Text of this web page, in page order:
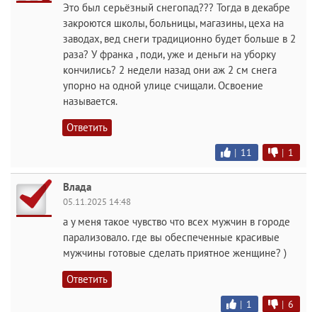
Это был серьёзный снегопад??? Тогда в декабре
закроются школы, больницы, магазины, цеха на
заводах, вед снеги традиционно будет больше в 2
раза? У франка , поди, уже и деньги на уборку
кончились? 2 недели назад они аж 2 см снега
упорно на одной улице счищали. Освоение
называется.
Ответить
| 11 | 1
Влада
05.11.2025 14:48
а у меня такое чувство что всех мужчин в городе
парализовало. где вы обеспеченные красивые
мужчины готовые сделать приятное женщине? )
Ответить
| 1 | 6